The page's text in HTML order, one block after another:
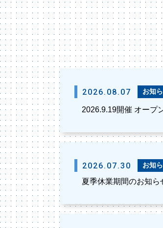
2026.08.07 お知
2026.9.19開催 オープ
2026.07.30 お知
夏季休業期間のお知ら